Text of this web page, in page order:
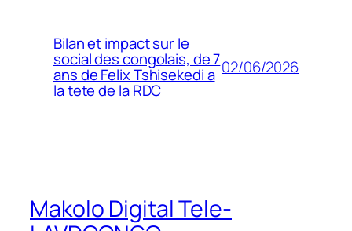
Bilan et impact sur le
social des congolais, de 7
ans de Felix Tshisekedi a
la tete de la RDC
02/06/2026
Makolo Digital Tele-